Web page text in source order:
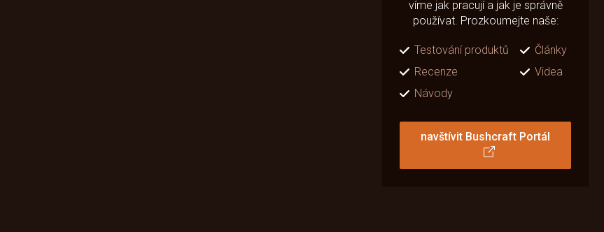
víme jak pracují a jak je správně
používat. Prozkoumejte naše:
Testování produktů
Články
Recenze
Videa
Návody
navštívit Bushcraft Portál